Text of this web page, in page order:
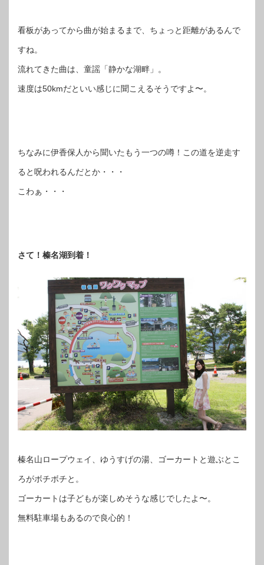
看板があってから曲が始まるまで、ちょっと距離があるんで
すね。
流れてきた曲は、童謡「静かな湖畔」。
速度は50kmだといい感じに聞こえるそうですよ〜。
ちなみに伊香保人から聞いたもう一つの噂！この道を逆走す
ると呪われるんだとか・・・
こわぁ・・・
さて！榛名湖到着！
榛名山ロープウェイ、ゆうすげの湯、ゴーカートと遊ぶとこ
ろがボチボチと。
ゴーカートは子どもが楽しめそうな感じでしたよ〜。
無料駐車場もあるので良心的！